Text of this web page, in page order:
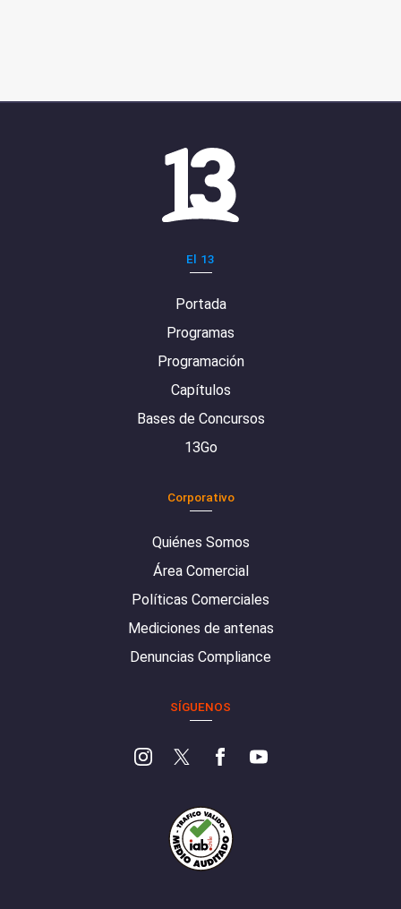
El 13
Portada
Programas
Programación
Capítulos
Bases de Concursos
13Go
Corporativo
Quiénes Somos
Área Comercial
Políticas Comerciales
Mediciones de antenas
Denuncias Compliance
SÍGUENOS